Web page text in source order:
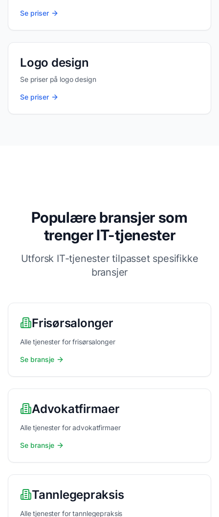
Se priser
Logo design
Se priser på logo design
Se priser
Populære bransjer som
trenger IT-tjenester
Utforsk IT-tjenester tilpasset spesifikke
bransjer
Frisørsalonger
Alle tjenester for frisørsalonger
Se bransje
Advokatfirmaer
Alle tjenester for advokatfirmaer
Se bransje
Tannlegepraksis
Alle tjenester for tannlegepraksis